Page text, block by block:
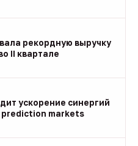
рекордную выручку
II квартале
ускорение синергий
prediction markets